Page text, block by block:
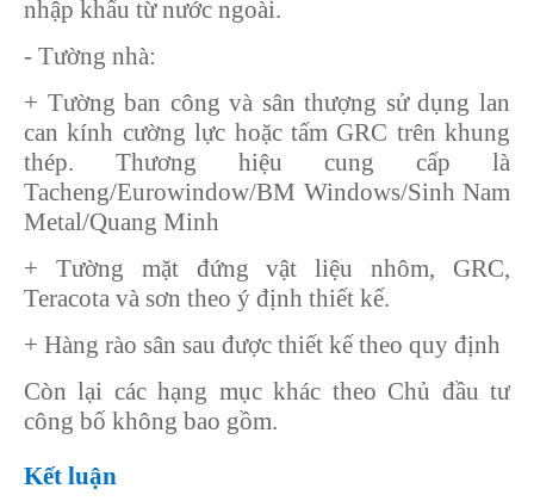
nhập khẩu từ nước ngoài.
- Tường nhà:
+ Tường ban công và sân thượng sử dụng lan
can kính cường lực hoặc tấm GRC trên khung
thép. Thương hiệu cung cấp là
Tacheng/Eurowindow/BM Windows/Sinh Nam
Metal/Quang Minh
+ Tường mặt đứng vật liệu nhôm, GRC,
Teracota và sơn theo ý định thiết kế.
+ Hàng rào sân sau được thiết kế theo quy định
Còn lại các hạng mục khác theo Chủ đầu tư
công bố không bao gồm.
Kết luận